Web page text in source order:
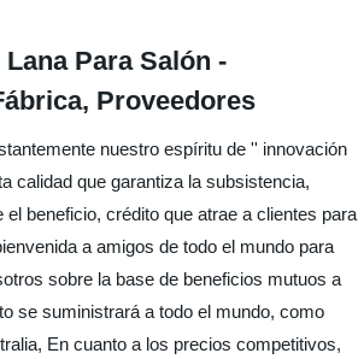
Para Salón -
Proveedores
nuestro espíritu de '' innovación
calidad que garantiza la subsistencia,
el beneficio, crédito que atrae a clientes para
a amigos de todo el mundo para
sobre la base de beneficios mutuos a
se suministrará a todo el mundo, como
En cuanto a los precios competitivos,